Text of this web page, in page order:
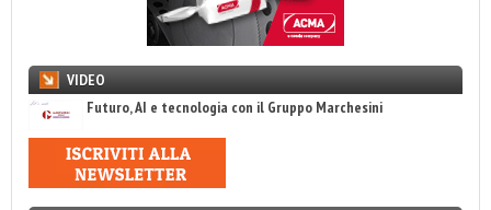
VIDEO
Futuro, AI e tecnologia con il Gruppo Marchesini